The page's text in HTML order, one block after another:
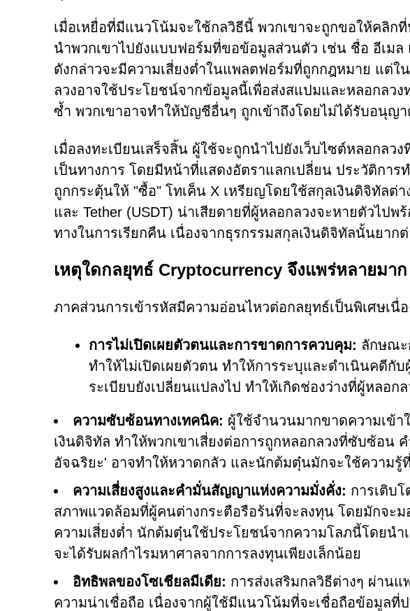
เมื่อเหยื่อที่มีแนวโน้มจะใช้กลวิธีนี้ พวกเขาจะถูกขอให้คลิก
นำพวกเขาไปยังแบบฟอร์มที่ขอข้อมูลส่วนตัว เช่น ชื่อ อีเม
ดังกล่าวจะมีความเสี่ยงต่ำในแพลตฟอร์มที่ถูกกฎหมาย แต่
ลวงอาจใช้ประโยชน์จากข้อมูลนี้เพื่อส่งสแปมและหลอกลว
ซ้ำ พวกเขาอาจทำให้บัญชีอื่นๆ ถูกเข้าถึงโดยไม่ได้รับอนุญา
เมื่อลงทะเบียนเสร็จสิ้น ผู้ใช้จะถูกนำไปยังเว็บไซต์หลอกลว
เป็นทางการ โดยมีหน้าที่แสดงอัตราแลกเปลี่ยน ประวัติกา
ถูกกระตุ้นให้ "ซื้อ" โทเค็น X เหรียญโดยใช้สกุลเงินดิจิทัลต่า
และ Tether (USDT) น่าเสียดายที่ผู้หลอกลวงจะหายตัวไปพ
ทางในการเรียกคืน เนื่องจากธุรกรรมสกุลเงินดิจิทัลนั้นยาก
เหตุใดกลยุทธ์ Cryptocurrency จึงแพร่หลายมาก
ภาคส่วนการเข้ารหัสมีความอ่อนไหวต่อกลยุทธ์เป็นพิเศษเนื่
การไม่เปิดเผยตัวตนและการขาดการควบคุม: ลักษณะ
ทำให้ไม่เปิดเผยตัวตน ทำให้การระบุและดำเนินคดีกั
ระเบียบยังเปลี่ยนแปลงไป ทำให้เกิดช่องว่างที่ผู้หลอก
ความซับซ้อนทางเทคนิค: ผู้ใช้จำนวนมากขาดความเข้า
เงินดิจิทัล ทำให้พวกเขาเสี่ยงต่อการถูกหลอกลวงที่ซับซ้อน
อัจฉริยะ' อาจทำให้หวาดกลัว และนักต้มตุ๋นมักจะใช้ความรู้
ความเสี่ยงสูงและคำมั่นสัญญาแห่งความมั่งคั่ง: การเติบ
สภาพแวดล้อมที่ผู้คนต่างกระตือรือร้นที่จะลงทุน โดยมักจะ
ความเสี่ยงต่ำ นักต้มตุ๋นใช้ประโยชน์จากความโลภนี้โดยน
จะได้รับผลกำไรมหาศาลจากการลงทุนเพียงเล็กน้อย
อิทธิพลของโซเชียลมีเดีย: การส่งเสริมกลวิธีต่างๆ ผ่าน
ความน่าเชื่อถือ เนื่องจากผู้ใช้มีแนวโน้มที่จะเชื่อถือข้อมูลที่